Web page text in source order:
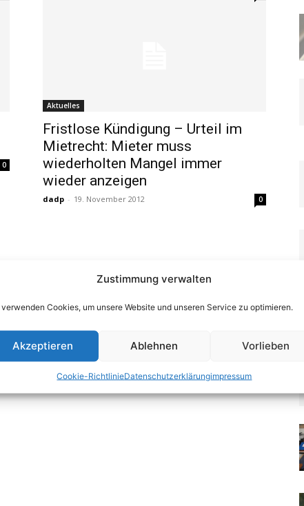
Zustimmung verwalten
verwenden Cookies, um unsere Website und unseren Service zu optimieren.
Akzeptieren Ablehnen Vorlieben
Cookie-RichtlinieDatenschutzerklärungimpressum
0
Aktuelles
Fristlose Kündigung – Urteil im
Mietrecht: Mieter muss
wiederholten Mangel immer
wieder anzeigen
dadp - 19. November 2012 0